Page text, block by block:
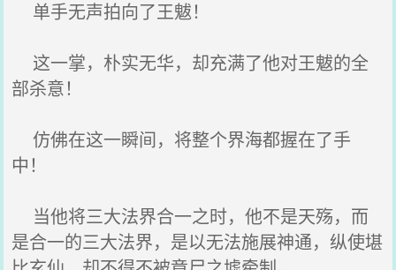
单手无声拍向了王魃！
这一掌，朴实无华，却充满了他对王魃的全
部杀意！
仿佛在这一瞬间，将整个界海都握在了手
中！
当他将三大法界合一之时，他不是天殇，而
是合一的三大法界，是以无法施展神通，纵使堪